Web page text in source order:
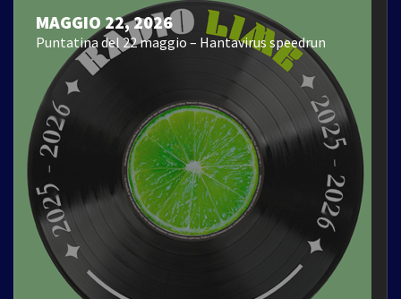
MAGGIO 22, 2026
Puntatina del 22 maggio – Hantavirus speedrun